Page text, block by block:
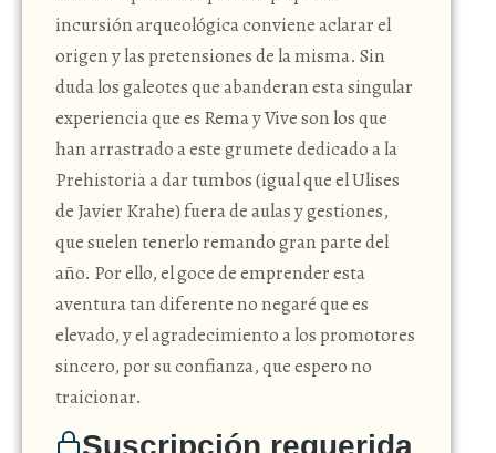
incursión arqueológica conviene aclarar el
origen y las pretensiones de la misma. Sin
duda los galeotes que abanderan esta singular
experiencia que es Rema y Vive son los que
han arrastrado a este grumete dedicado a la
Prehistoria a dar tumbos (igual que el Ulises
de Javier Krahe) fuera de aulas y gestiones,
que suelen tenerlo remando gran parte del
año. Por ello, el goce de emprender esta
aventura tan diferente no negaré que es
elevado, y el agradecimiento a los promotores
sincero, por su confianza, que espero no
traicionar.
Suscripción requerida